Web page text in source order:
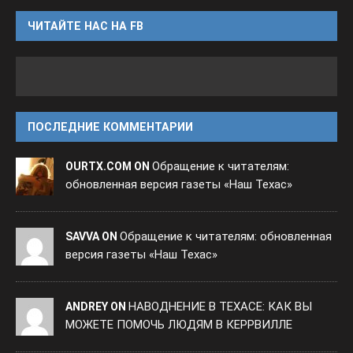
ЧИТАЙТЕ НАС НА FB
ПОСЛЕДНИЕ КОММЕНТАРИИ
OURTX.COM ON Обращение к читателям:
обновленная версия газеты «Наш Техас»
SAVVA ON Обращение к читателям: обновленная
версия газеты «Наш Техас»
ANDREY ON НАВОДНЕНИЕ В ТЕХАСЕ: КАК ВЫ
МОЖЕТЕ ПОМОЧЬ ЛЮДЯМ В КЕРРВИЛЛЕ